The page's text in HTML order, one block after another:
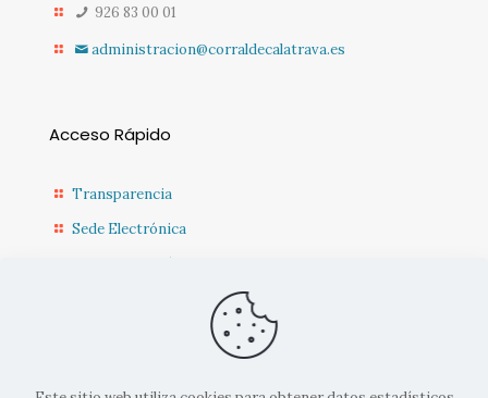
926 83 00 01
administracion@corraldecalatrava.es
Acceso Rápido
Transparencia
Sede Electrónica
Sede Diputación CR
Actualidad Municipal